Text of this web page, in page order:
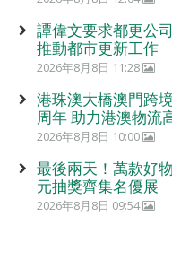
譚偉文要求都更公
推動都市更新工作
2026年8月8日 11:28
港珠澳大橋澳門跨
周年 助力港澳物流
2026年8月8日 10:00
最後兩天！萬款好
元抽獎齊集名優展
2026年8月8日 09:54